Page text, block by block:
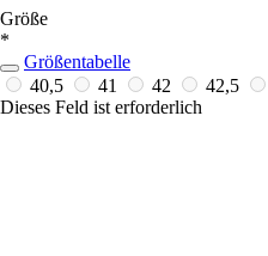
Größe
*
Größentabelle
40,5
41 42 42,5
Dieses Feld ist erforderlich